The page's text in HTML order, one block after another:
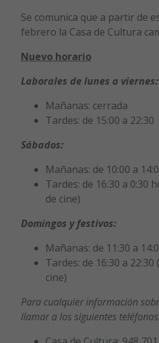
Se comunica que a partir de
febrero la Casa de Cultura
Nuevo horario
Laborales de lunes a viernes:
Mañanas: cerrada
Tardes: de 15:00 a 22:30
Sábados:
Mañanas: de 10:00 a
Tardes: de 16:30 a 0:30
de cine)
Domingos y festivos:
Mañanas: de 11:30 a
Tardes: de 16:30 a
cine)
Para cualquier información
llamar a los siguientes